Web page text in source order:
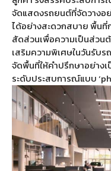
จัดแสดงรถยนต์ที่จัดวางอ
ได้อย่างสะดวกสบาย พื้น
สัดส่วนเพื่อความเป็นส่วน
เสริมความพิเศษในวันรับร
จัดพื้นที่ให้คำปรึกษาอย่าง
ระดับประสบการณ์แบบ